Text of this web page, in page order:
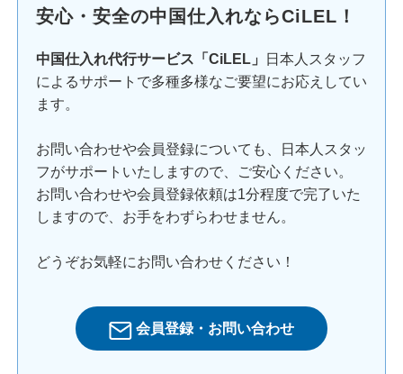
安心・安全の中国仕入れならCiLEL！
中国仕入れ代行サービス「CiLEL」
日本人スタッフ
によるサポートで多種多様なご要望にお応えしてい
ます。
お問い合わせや会員登録についても、日本人スタッ
フがサポートいたしますので、ご安心ください。
お問い合わせや会員登録依頼は1分程度で完了いた
しますので、お手をわずらわせません。
どうぞお気軽にお問い合わせください！
会員登録・お問い合わせ